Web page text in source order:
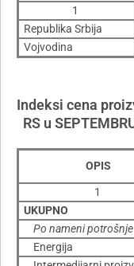
1
Republika Srbija
Vojvodina
Indeksi cena
RS u
OPIS
1
UKUPNO
Po nameni potrošnje
Energija